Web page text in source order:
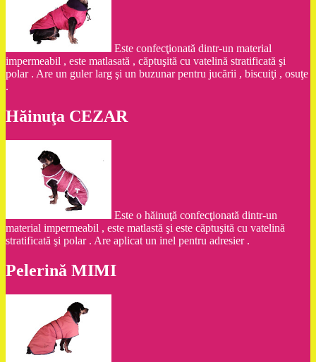
Este confecţionată dintr-un material
impermeabil , este matlasată , căptuşită cu vatelină stratificată şi
polar . Are un guler larg şi un buzunar pentru jucării , biscuiţi , osuţe
.
Hăinuţa CEZAR
Este o hăinuţă confecţionată dintr-un
material impermeabil , este matlastă şi este căptuşită cu vatelină
stratificată şi polar . Are aplicat un inel pentru adresier .
Pelerină MIMI